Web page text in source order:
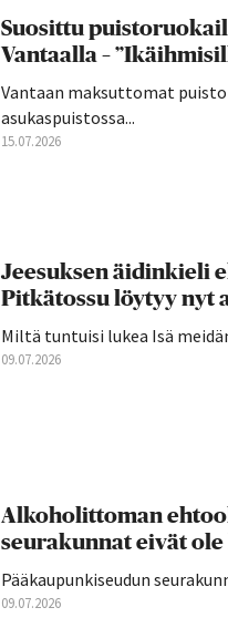
Suosittu
Vantaalla –
Vantaan maksuttomat
asukaspuistossa...
15.07.2026
Jeesuksen äidinkieli
Pitkätossu löytyy nyt
Miltä tuntuisi lukea Isä
09.07.2026
Alkoholittoman
seurakunnat eivät
Pääkaupunkiseudun
09.07.2026